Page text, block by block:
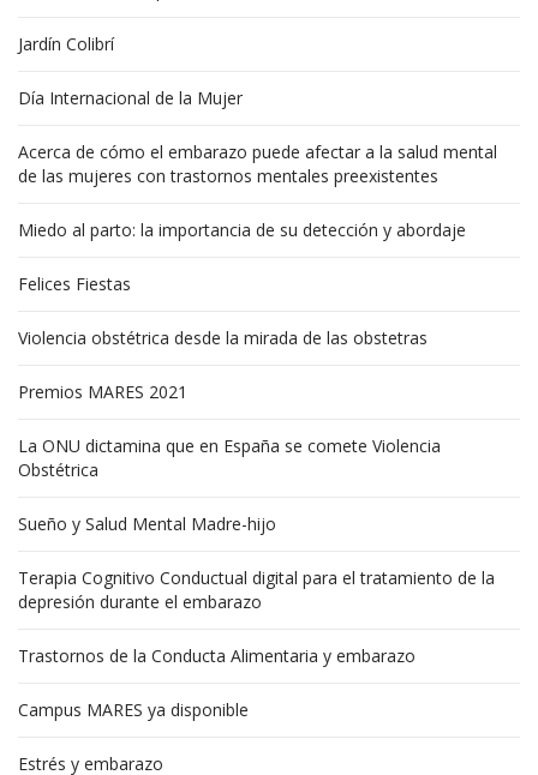
Jardín Colibrí
Día Internacional de la Mujer
Acerca de cómo el embarazo puede afectar a la salud mental
de las mujeres con trastornos mentales preexistentes
Miedo al parto: la importancia de su detección y abordaje
Felices Fiestas
Violencia obstétrica desde la mirada de las obstetras
Premios MARES 2021
La ONU dictamina que en España se comete Violencia
Obstétrica
Sueño y Salud Mental Madre-hijo
Terapia Cognitivo Conductual digital para el tratamiento de la
depresión durante el embarazo
Trastornos de la Conducta Alimentaria y embarazo
Campus MARES ya disponible
Estrés y embarazo